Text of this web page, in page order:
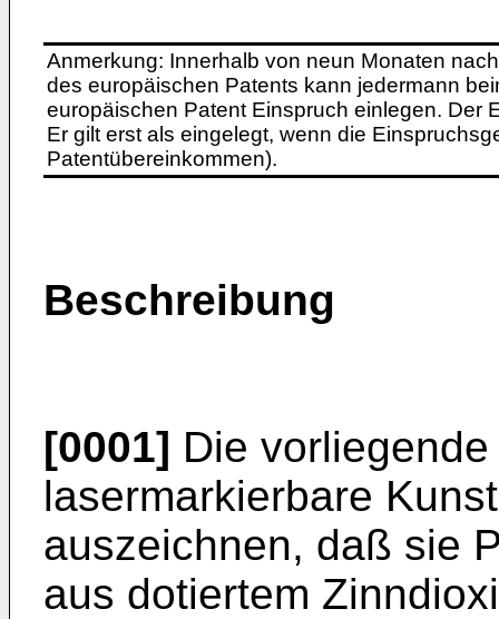
Anmerkung: Innerhalb von neun Monaten
des europäischen Patents kann jedermann
europäischen Patent Einspruch einlegen. Der
Er gilt erst als eingelegt, wenn die
Patentübereinkommen).
Beschreibung
[0001] Die
lasermarkierbare
auszeichnen, daß sie
aus dotiertem